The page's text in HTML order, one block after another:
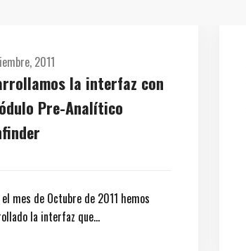
2011
la interfaz con
Pre-Analítico
mes de Octubre de 2011 hemos
la interfaz que…